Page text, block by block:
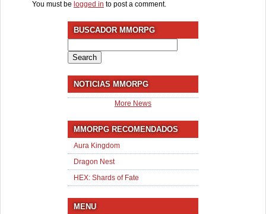
You must be logged in to post a comment.
BUSCADOR MMORPG
for:
NOTICIAS MMORPG
More News
MMORPG RECOMENDADOS
Aura Kingdom
Dragon Nest
HEX: Shards of Fate
MENU